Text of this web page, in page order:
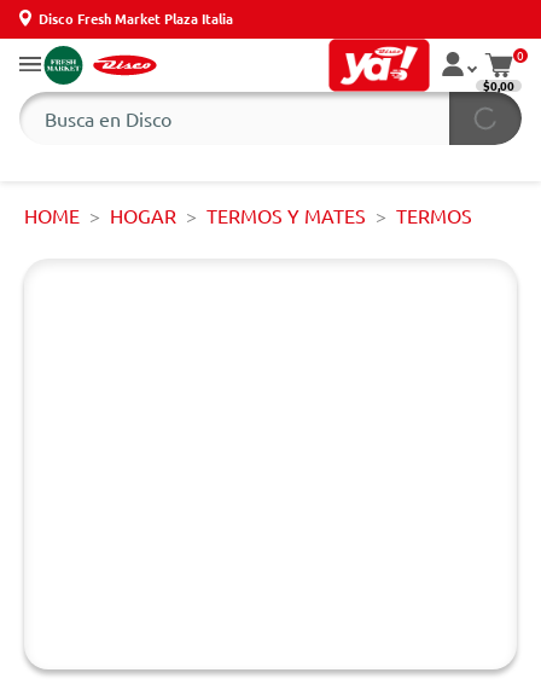
Disco Fresh Market Plaza Italia
0
$0,00
HOME HOGAR TERMOS Y MATES TERMOS